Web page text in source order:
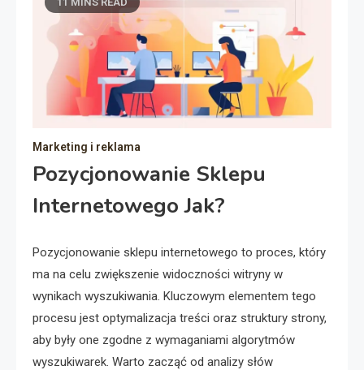
Marketing i reklama
Pozycjonowanie Sklepu
Internetowego Jak?
Pozycjonowanie sklepu internetowego to proces, który
ma na celu zwiększenie widoczności witryny w
wynikach wyszukiwania. Kluczowym elementem tego
procesu jest optymalizacja treści oraz struktury strony,
aby były one zgodne z wymaganiami algorytmów
wyszukiwarek. Warto zacząć od analizy słów